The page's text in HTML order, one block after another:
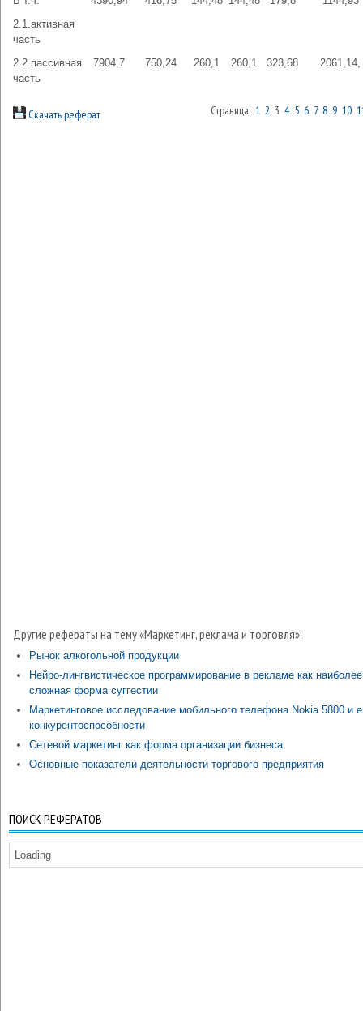
2.1.активная
часть
2.2.пассивная
часть
7904,7 750,24 260,1 260,1 323,68 2061,14,
Скачать реферат Страница: 1 2 3 4 5 6 7 8 9 10
Другие рефераты на тему «Маркетинг, реклама и торговля»:
Рынок алкогольной продукции
Нейро-лингвистическое программирование в рекламе как наиболее
сложная форма суггестии
Маркетинговое исследование мобильного телефона Nokia 5800 и
конкурентоспособности
Сетевой маркетинг как форма организации бизнеса
Основные показатели деятельности торгового предприятия
ПОИСК РЕФЕРАТОВ
Loading